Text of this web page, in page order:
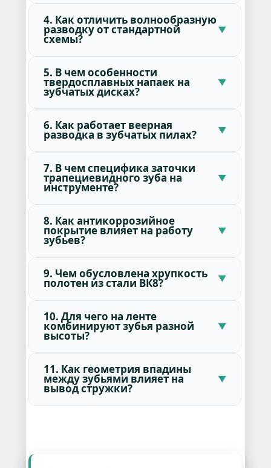
4. Как отличить волнообразную
разводку от стандартной
схемы?
5. В чем особенности
твердосплавных напаек на
зубчатых дисках?
6. Как работает веерная
разводка в зубчатых пилах?
7. В чем специфика заточки
трапециевидного зуба на
инструменте?
8. Как антикоррозийное
покрытие влияет на работу
зубьев?
9. Чем обусловлена хрупкость
полотен из стали ВК8?
10. Для чего на ленте
комбинируют зубья разной
высоты?
11. Как геометрия впадины
между зубьями влияет на
вывод стружки?